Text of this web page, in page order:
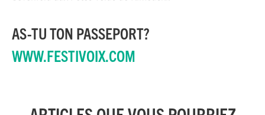
AS-TU TON PASSEPORT?
WWW.FESTIVOIX.COM